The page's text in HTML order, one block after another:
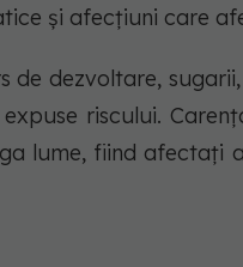
și afecțiuni care
de dezvoltare,
riscului.
lume, fiind afectați